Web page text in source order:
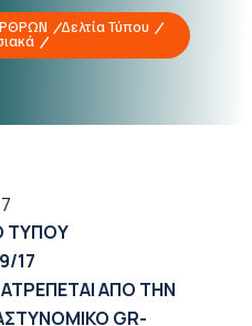
Δελτία Τύπου
ΤΥΠΟΥ
17
ΑΠΟ ΤΗΝ
GR-